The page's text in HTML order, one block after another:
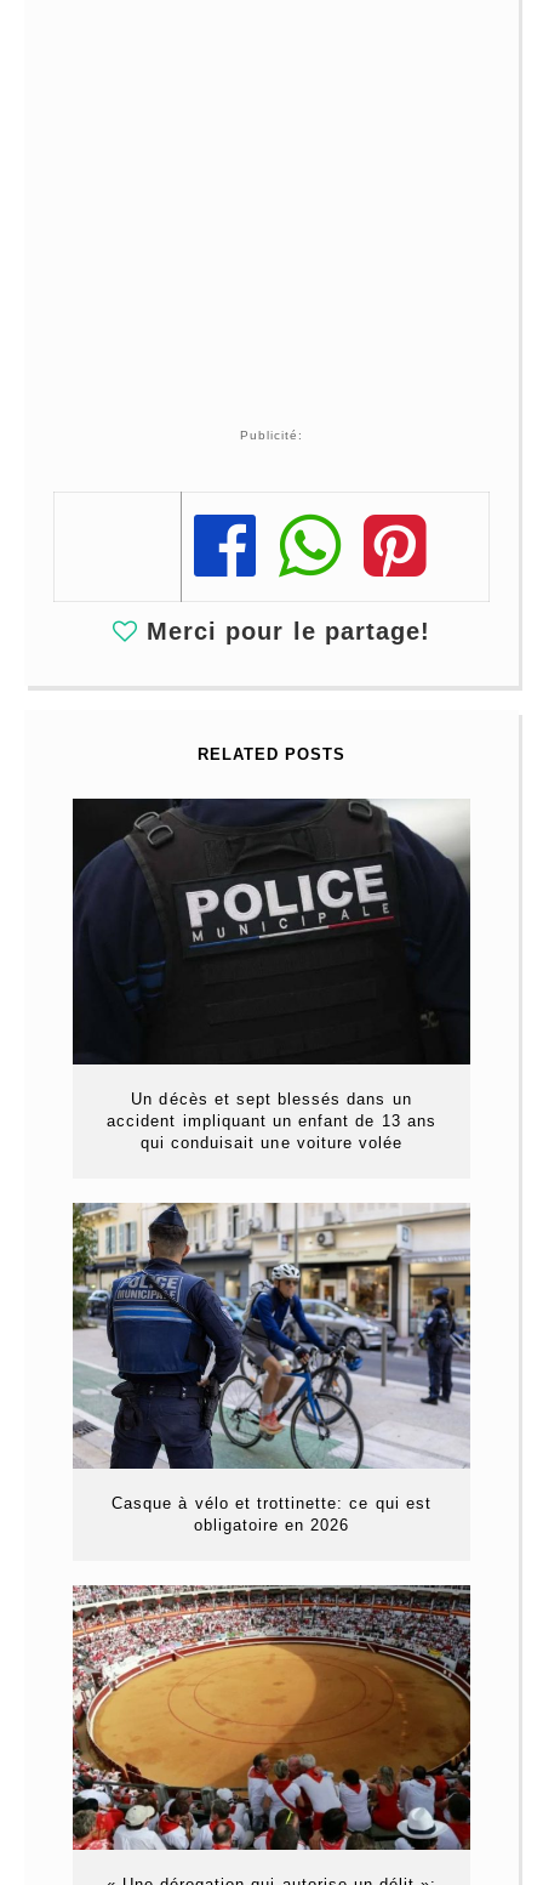
Publicité:
Share
Share
Share
Merci pour le partage!
RELATED POSTS
Un décès et sept blessés dans un
accident impliquant un enfant de 13 ans
qui conduisait une voiture volée
Casque à vélo et trottinette: ce qui est
obligatoire en 2026